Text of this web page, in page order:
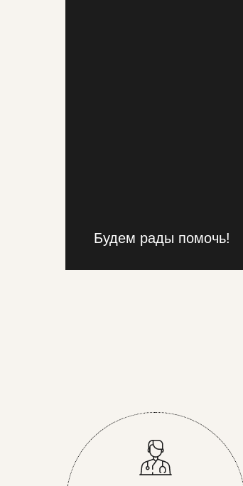
Будем рады помочь!